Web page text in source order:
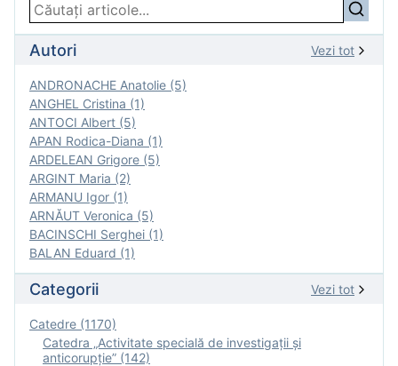
Autori Vezi tot
ANDRONACHE Anatolie (5)
ANGHEL Cristina (1)
ANTOCI Albert (5)
APAN Rodica-Diana (1)
ARDELEAN Grigore (5)
ARGINT Maria (2)
ARMANU Igor (1)
ARNĂUT Veronica (5)
BACINSCHI Serghei (1)
BALAN Eduard (1)
Categorii Vezi tot
Catedre (1170)
Catedra „Activitate specială de investigaţii şi
anticorupție” (142)